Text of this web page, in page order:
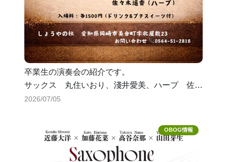
卒業生の演奏会の紹介です。
サックス 丸住いおり、淺井愛美、ハープ 佐々
木遙香さんの演奏会です。
2026/07/05